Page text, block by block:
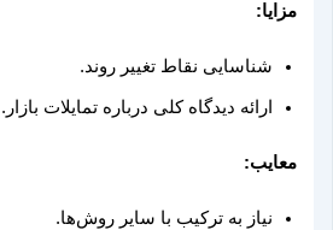
مزایا:
شناسایی نقاط تغییر روند.
ارائه دیدگاه کلی درباره تمایلات بازار.
معایب:
نیاز به ترکیب با سایر روش‌ها.